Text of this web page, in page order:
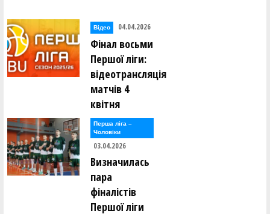
Відео 04.04.2026
Фінал восьми
Першої ліги:
відеотрансляція
матчів 4
квітня
Перша лiга –
Чоловiки
03.04.2026
Визначилась
пара
фіналістів
Першої ліги